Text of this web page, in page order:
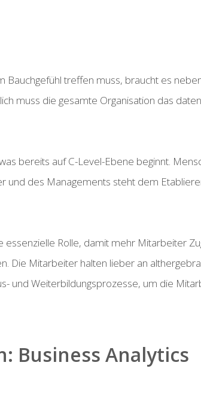
treffen muss, braucht es
muss die gesamte Organisation das
bereits auf C-Level-Ebene beginnt.
und des Managements steht dem
Rolle, damit mehr Mitarbeiter
Die Mitarbeiter halten lieber an
und Weiterbildungsprozesse, um die
Business Analytics